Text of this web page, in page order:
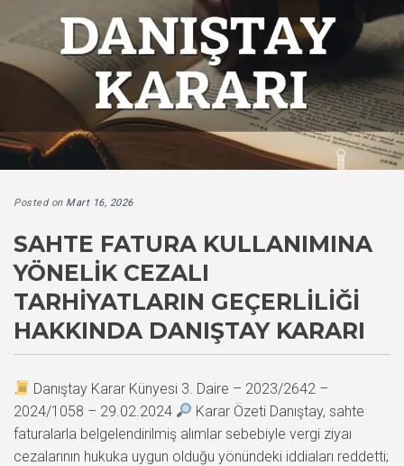
Posted on Mart 16, 2026
SAHTE FATURA KULLANIMINA
YÖNELIK CEZALI
TARHIYATLARIN GEÇERLILIĞI
HAKKINDA DANIŞTAY KARARI
Danıştay Karar Künyesi 3. Daire – 2023/2642 –
2024/1058 – 29.02.2024
Karar Özeti Danıştay, sahte
faturalarla belgelendirilmiş alımlar sebebiyle vergi ziyaı
cezalarının hukuka uygun olduğu yönündeki iddiaları reddetti;